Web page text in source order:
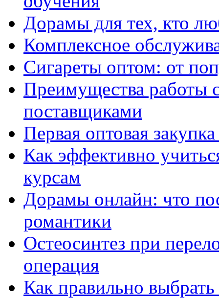
Дорамы для тех, кто
Комплексное
Сигареты оптом: от
Преимущества работы
поставщиками
Первая оптовая
Как эффективно
курсам
Дорамы онлайн: что
романтики
Остеосинтез при
операция
Как правильно